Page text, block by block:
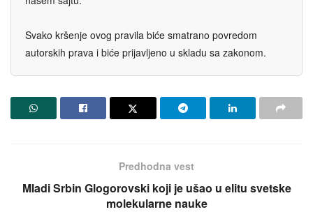
Svako kršenje ovog pravila biće smatrano povredom
autorskih prava i biće prijavljeno u skladu sa zakonom.
Predhodna vest
Mladi Srbin Glogorovski koji je ušao u elitu svetske
molekularne nauke